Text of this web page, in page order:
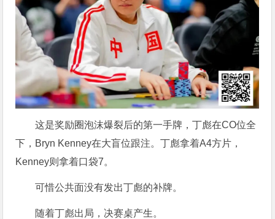
这是奖励圈泡沫爆裂后的第一手牌，丁彪在CO位全
下，Bryn Kenney在大盲位跟注。丁彪拿着A4方片，
Kenney则拿着口袋7。
可惜公共面没有发出丁彪的补牌。
随着丁彪出局，决赛桌产生。